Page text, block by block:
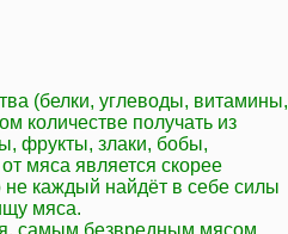
(белки, углеводы, витамины,
количестве получать из
фрукты, злаки, бобы,
мяса является скорее
не каждый найдёт в себе силы
мяса.